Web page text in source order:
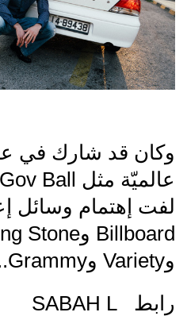
وكان قد شارك في
لفت إهتمام وسائل
وVariety وGrammy...
رابط SABAH L